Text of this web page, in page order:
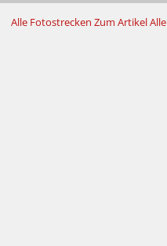
Alle Fotostrecken Zum Artikel